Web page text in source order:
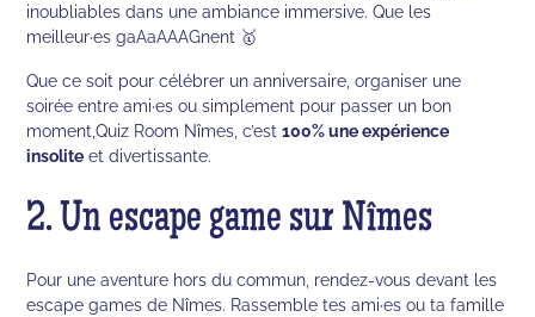
inoubliables dans une ambiance immersive. Que les
meilleur·es gaAaAAAGnent 🥇
Que ce soit pour célébrer un anniversaire, organiser une
soirée entre ami·es ou simplement pour passer un bon
moment,Quiz Room Nîmes, c’est100% une expérience
insolite et divertissante.
2. Un escape game sur Nîmes
Pour une aventure hors du commun, rendez-vous devant les
escape games de Nîmes. Rassemble tes ami·es ou ta famille